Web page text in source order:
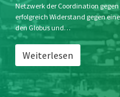
SPENDEN
Netzwerk der Coordination gegen
erfolgreich Widerstand gegen
den Globus und…
Weiterlesen